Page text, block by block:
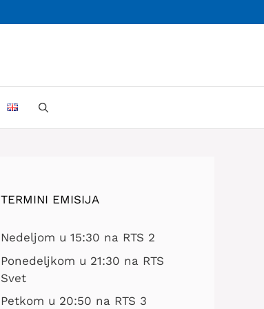
TERMINI EMISIJA
Nedeljom u 15:30 na RTS 2
Ponedeljkom u 21:30 na RTS
Svet
Petkom u 20:50 na RTS 3